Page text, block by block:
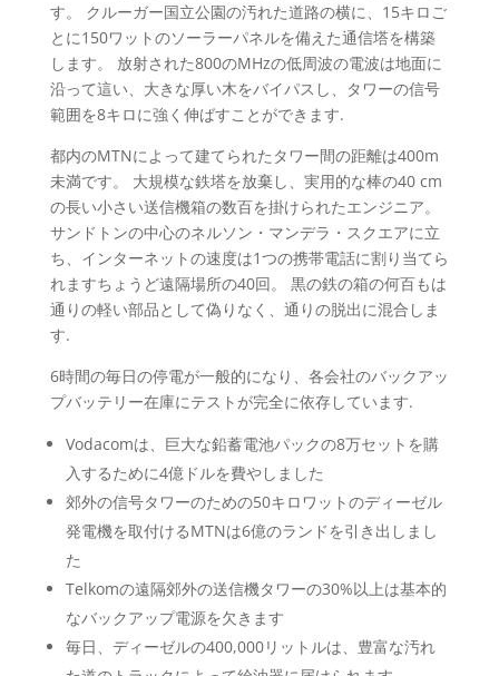
す。 クルーガー国立公園の汚れた道路の横に、15キロご
とに150ワットのソーラーパネルを備えた通信塔を構築
します。 放射された800のMHzの低周波の電波は地面に
沿って這い、大きな厚い木をバイパスし、タワーの信号
範囲を8キロに強く伸ばすことができます.
都内のMTNによって建てられたタワー間の距離は400m
未満です。 大規模な鉄塔を放棄し、実用的な棒の40 cm
の長い小さい送信機箱の数百を掛けられたエンジニア。
サンドトンの中心のネルソン・マンデラ・スクエアに立
ち、インターネットの速度は1つの携帯電話に割り当てら
れますちょうど遠隔場所の40回。 黒の鉄の箱の何百もは
通りの軽い部品として偽りなく、通りの脱出に混合しま
す.
6時間の毎日の停電が一般的になり、各会社のバックアッ
プバッテリー在庫にテストが完全に依存しています.
Vodacomは、巨大な鉛蓄電池パックの8万セットを購
入するために4億ドルを費やしました
郊外の信号タワーのための50キロワットのディーゼル
発電機を取付けるMTNは6億のランドを引き出しまし
た
Telkomの遠隔郊外の送信機タワーの30%以上は基本的
なバックアップ電源を欠きます
毎日、ディーゼルの400,000リットルは、豊富な汚れ